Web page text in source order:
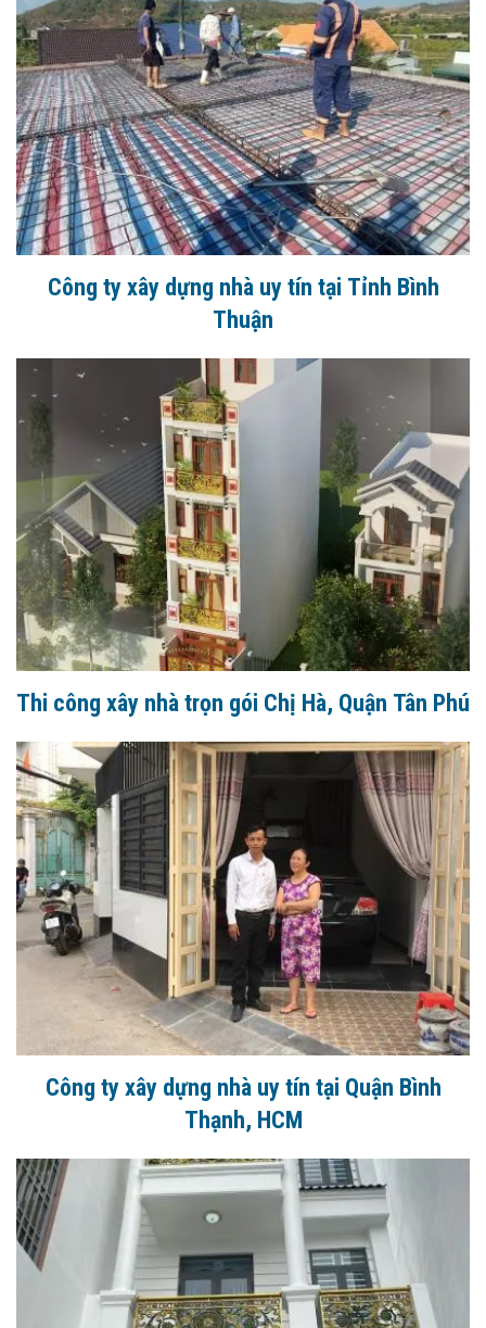
Công ty xây dựng nhà uy tín tại Tỉnh Bình
Thuận
Thi công xây nhà trọn gói Chị Hà, Quận Tân Phú
Công ty xây dựng nhà uy tín tại Quận Bình
Thạnh, HCM